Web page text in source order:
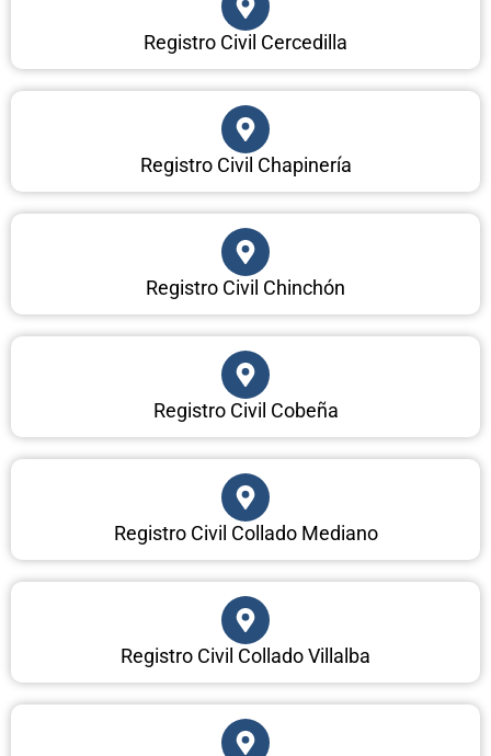
Registro Civil Cercedilla
Registro Civil Chapinería
Registro Civil Chinchón
Registro Civil Cobeña
Registro Civil Collado Mediano
Registro Civil Collado Villalba